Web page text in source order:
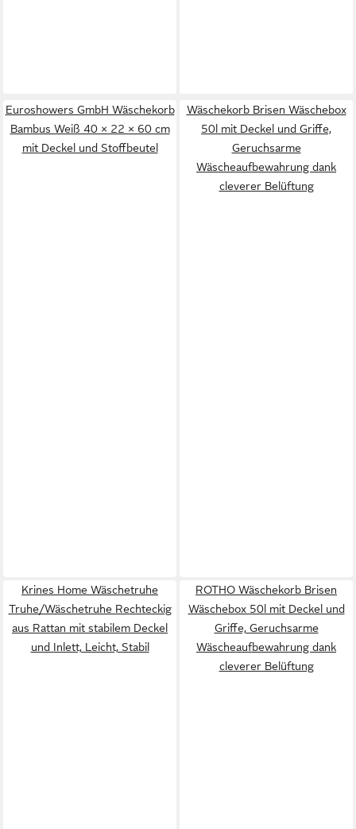
Euroshowers GmbH Wäschekorb
Bambus Weiß 40 × 22 × 60 cm
mit Deckel und Stoffbeutel
Wäschekorb Brisen Wäschebox
50l mit Deckel und Griffe,
Geruchsarme
Wäscheaufbewahrung dank
cleverer Belüftung
Krines Home Wäschetruhe
Truhe/Wäschetruhe Rechteckig
aus Rattan mit stabilem Deckel
und Inlett, Leicht, Stabil
ROTHO Wäschekorb Brisen
Wäschebox 50l mit Deckel und
Griffe, Geruchsarme
Wäscheaufbewahrung dank
cleverer Belüftung